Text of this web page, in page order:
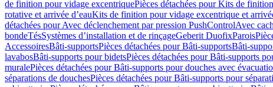
de finition pour vidage excentriquePièces détachées pour Kits de
rotative et arrivée d’eauKits de finition pour vidage excentrique et
détachées pour Avec déclenchement par pression PushControlAvec
bondeTésSystèmes d’installation et de rinçageGeberit DuofixParois
AccessoiresBâti-supportsPièces détachées pour Bâti-supportsBâti-
lavabosBâti-supports pour bidetsPièces détachées pour Bâti-supports
muralePièces détachées pour Bâti-supports pour douches avec
séparations de douchesPièces détachées pour Bâti-supports pour